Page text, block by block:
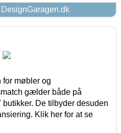
møbler og
gælder både på
De tilbyder desuden
Klik her for at se